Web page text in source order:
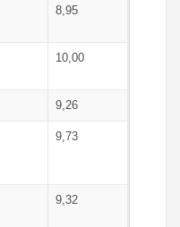
8,95
10,00
9,26
9,73
9,32